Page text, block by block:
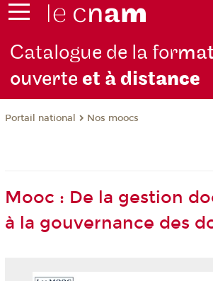
Catalogue de la for
ouverteet à distance
Portail national Nos moocs
Mooc : De la gestion
à la gouvernance des